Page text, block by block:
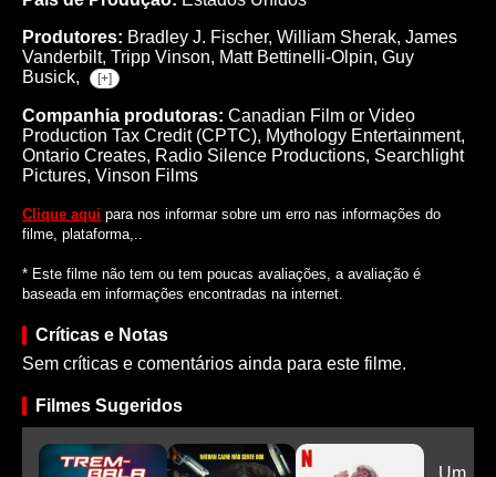
Produtores: Bradley J. Fischer, William Sherak, James
Vanderbilt, Tripp Vinson, Matt Bettinelli-Olpin, Guy
Busick,
[+]
Companhia produtoras: Canadian Film or Video
Production Tax Credit (CPTC), Mythology Entertainment,
Ontario Creates, Radio Silence Productions, Searchlight
Pictures, Vinson Films
Clique aqui para nos informar sobre um erro nas informações do
filme, plataforma,..
* Este filme não tem ou tem poucas avaliações, a avaliação é
baseada em informações encontradas na internet.
Críticas e Notas
Sem críticas e comentários ainda para este filme.
Filmes Sugeridos
Um